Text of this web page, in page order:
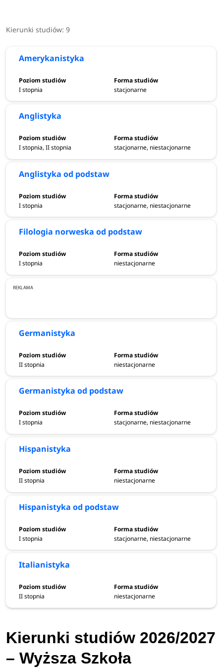
nowoczesnych filologów, którzy z łatwością potrafią
jakości programu nauczania jest wyróżniająca ocena
Polskiej Komisji Akredytacyjnej, jak również absolwenci
doskonale radzący sobie po zakończeniu studiów.
Należy zaznaczyć, że kierunki oferowane przez Wyższą
Szkołę Filologiczną we Wrocławiu nie mają na celu
języku. To zagłębienie się w strukturę języka, a także
rozwijanie umiejętności posługiwania się nim na różnych
płaszczyznach i w różnych przestrzeniach, z
najmocniejszym akcentem położonym na media, sektor IT
oraz szeroko rozumiany biznes. Na wyróżnienie zasługuje
nie trzeba posługiwać się językiem, ponieważ jego nauka
realizowana jest od podstaw. Wysokiej jakości wiedza o
Filologicznej we Wrocławiu pracują w biurach tłumaczeń,
środkach masowego przekazu, międzynarodowych firmach
urzędach, czy szkolnictwie. Niemała grupa osób po
studia oprócz języków uczą także poruszania się po
Kierunki studiów: 9
Amerykanistyka
I stopnia stacjonarne
Anglistyka
I stopnia, II stopnia stacjonarne, niestacjonarne
Anglistyka od podstaw
I stopnia stacjonarne, niestacjonarne
Filologia norweska od podstaw
I stopnia niestacjonarne
Germanistyka
II stopnia niestacjonarne
Germanistyka od podstaw
I stopnia stacjonarne, niestacjonarne
Hispanistyka
II stopnia niestacjonarne
Hispanistyka od podstaw
I stopnia stacjonarne, niestacjonarne
Italianistyka
II stopnia niestacjonarne
Kierunki studiów 2026/2027
– Wyższa Szkoła